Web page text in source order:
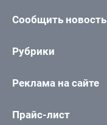
Сообщить новость
Рубрики
Реклама на сайте
Прайс-лист